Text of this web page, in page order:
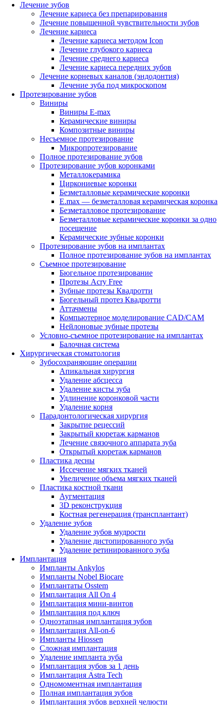
Лечение зубов
Лечение кариеса без препарирования
Лечение повышенной чувствительности зубов
Лечение кариеса
Лечение кариеса методом Icon
Лечение глубокого кариеса
Лечение среднего кариеса
Лечение кариеса передних зубов
Лечение корневых каналов (эндодонтия)
Лечение зуба под микроскопом
Протезирование зубов
Виниры
Виниры E-max
Керамические виниры
Композитные виниры
Несъемное протезирование
Микропротезирование
Полное протезирование зубов
Протезирование зубов коронками
Металлокерамика
Циркониевые коронки
Безметалловые керамические коронки
E.max — безметалловая керамическая коронка
Безметалловое протезирование
Безметалловые керамические коронки за одно
посещение
Керамические зубные коронки
Протезирование зубов на имплантах
Полное протезирование зубов на имплантах
Съемное протезирование
Бюгельное протезирование
Протезы Acry Free
Зубные протезы Квадротти
Бюгельный протез Квадротти
Аттачмены
Компьютерное моделирование CAD/CAM
Нейлоновые зубные протезы
Условно-съемное протезирование на имплантах
Балочная система
Хирургическая стоматология
Зубосохраняющие операции
Апикальная хирургия
Удаление абсцесса
Удаление кисты зуба
Удлинение коронковой части
Удаление корня
Парадонтологическая хирургия
Закрытие рецессий
Закрытый кюретаж карманов
Лечение связочного аппарата зуба
Открытый кюретаж карманов
Пластика десны
Иссечение мягких тканей
Увеличение объема мягких тканей
Пластика костной ткани
Аугментация
3D реконструкция
Костная регенерация (трансплантант)
Удаление зубов
Удаление зубов мудрости
Удаление дистопированного зуба
Удаление ретинированного зуба
Имплантация
Импланты Ankylos
Импланты Nobel Biocare
Имплантаты Osstem
Имплантация All On 4
Имплантация мини-винтов
Имплантация под ключ
Одноэтапная имплантация зубов
Имплантация All-on-6
Импланты Hiossen
Сложная имплантация
Удаление импланта зуба
Имплантация зубов за 1 день
Имплантация Astra Tech
Одномоментная имплантация
Полная имплантация зубов
Имплантация зубов верхней челюсти